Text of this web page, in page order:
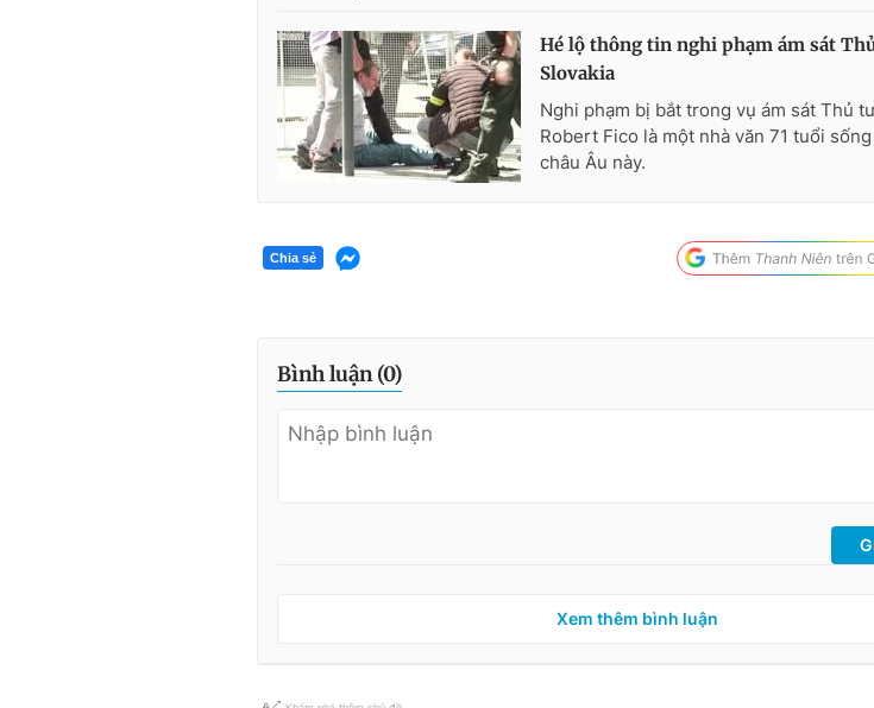
Hé lộ thông tin nghi phạm ám sát
Slovakia
Nghi phạm bị bắt trong vụ ám sát Thủ
Robert Fico là một nhà văn 71 tuổi
châu Âu này.
Chia sẻ
Bình luận (0)
Xem thêm bình luận